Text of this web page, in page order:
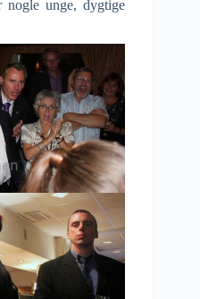
nogle unge, dygtige